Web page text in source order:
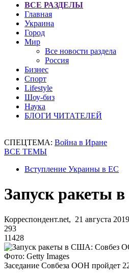
ВСЕ РАЗДЕЛЫ
Главная
Украина
Город
Мир
Все новости раздела
Россия
Бизнес
Спорт
Lifestyle
Шоу-биз
Наука
БЛОГИ ЧИТАТЕЛЕЙ
СПЕЦТЕМА: Война в Иране
ВСЕ ТЕМЫ
Вступление Украины в ЕС
Запуск ракеты
Корреспондент.net, 21 августа
293
11428
Фото: Getty Images
Заседание Совбеза ООН пройдет